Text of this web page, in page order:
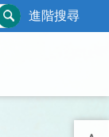
進階搜尋